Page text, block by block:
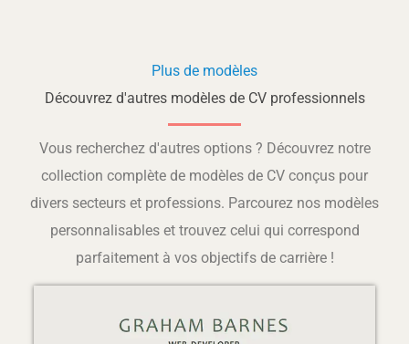
Plus de modèles
Découvrez d'autres modèles de CV professionnels
Vous recherchez d'autres options ? Découvrez notre
collection complète de modèles de CV conçus pour
divers secteurs et professions. Parcourez nos modèles
personnalisables et trouvez celui qui correspond
parfaitement à vos objectifs de carrière !